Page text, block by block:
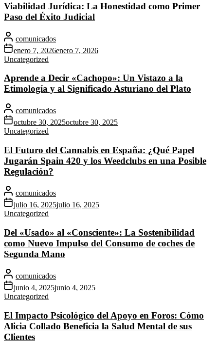
Viabilidad Jurídica: La Honestidad como Primer
Paso del Éxito Judicial
comunicados
enero 7, 2026enero 7, 2026
Uncategorized
Aprende a Decir «Cachopo»: Un Vistazo a la
Etimología y al Significado Asturiano del Plato
comunicados
octubre 30, 2025octubre 30, 2025
Uncategorized
El Futuro del Cannabis en España: ¿Qué Papel
Jugarán Spain 420 y los Weedclubs en una Posible
Regulación?
comunicados
julio 16, 2025julio 16, 2025
Uncategorized
Del «Usado» al «Consciente»: La Sostenibilidad
como Nuevo Impulso del Consumo de coches de
Segunda Mano
comunicados
junio 4, 2025junio 4, 2025
Uncategorized
El Impacto Psicológico del Apoyo en Foros: Cómo
Alicia Collado Beneficia la Salud Mental de sus
Clientes